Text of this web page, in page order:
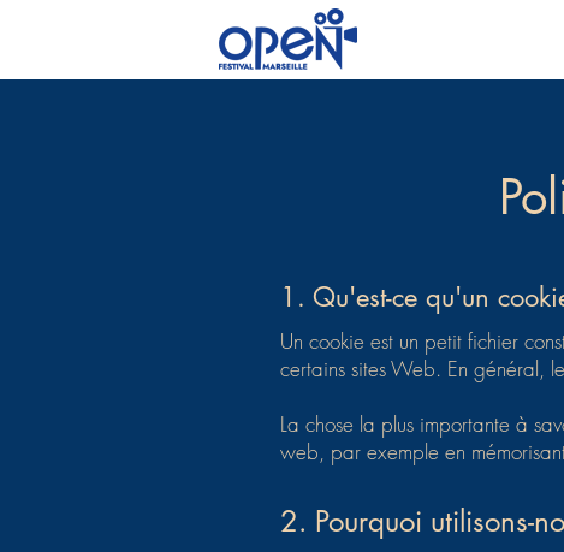
1. Qu'est-ce qu'un
Un cookie est un petit fichier
certains sites Web. En général,
La chose la plus importante à
web, par exemple en
2. Pourquoi utilisons-